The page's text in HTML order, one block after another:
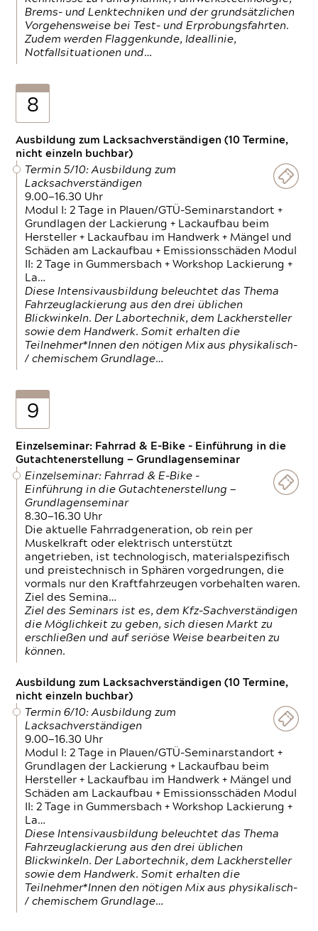
Brems- und Lenktechniken und der grundsätzlichen
Vorgehensweise bei Test- und Erprobungsfahrten.
Zudem werden Flaggenkunde, Ideallinie,
Notfallsituationen und…
8
Ausbildung zum Lacksachverständigen (10 Termine,
nicht einzeln buchbar)
Termin 5/10: Ausbildung zum
Lacksachverständigen
9.00—16.30 Uhr
Modul I: 2 Tage in Plauen/GTÜ-Seminarstandort +
Grundlagen der Lackierung + Lackaufbau beim
Hersteller + Lackaufbau im Handwerk + Mängel und
Schäden am Lackaufbau + Emissionsschäden Modul
II: 2 Tage in Gummersbach + Workshop Lackierung +
La…
Diese Intensivausbildung beleuchtet das Thema
Fahrzeuglackierung aus den drei üblichen
Blickwinkeln. Der Labortechnik, dem Lackhersteller
sowie dem Handwerk. Somit erhalten die
Teilnehmer*Innen den nötigen Mix aus physikalisch-
/ chemischem Grundlage…
9
Einzelseminar: Fahrrad & E-Bike - Einführung in die
Gutachtenerstellung — Grundlagenseminar
Einzelseminar: Fahrrad & E-Bike -
Einführung in die Gutachtenerstellung —
Grundlagenseminar
8.30—16.30 Uhr
Die aktuelle Fahrradgeneration, ob rein per
Muskelkraft oder elektrisch unterstützt
angetrieben, ist technologisch, materialspezifisch
und preistechnisch in Sphären vorgedrungen, die
vormals nur den Kraftfahrzeugen vorbehalten waren.
Ziel des Semina…
Ziel des Seminars ist es, dem Kfz-Sachverständigen
die Möglichkeit zu geben, sich diesen Markt zu
erschließen und auf seriöse Weise bearbeiten zu
können.
Ausbildung zum Lacksachverständigen (10 Termine,
nicht einzeln buchbar)
Termin 6/10: Ausbildung zum
Lacksachverständigen
9.00—16.30 Uhr
Modul I: 2 Tage in Plauen/GTÜ-Seminarstandort +
Grundlagen der Lackierung + Lackaufbau beim
Hersteller + Lackaufbau im Handwerk + Mängel und
Schäden am Lackaufbau + Emissionsschäden Modul
II: 2 Tage in Gummersbach + Workshop Lackierung +
La…
Diese Intensivausbildung beleuchtet das Thema
Fahrzeuglackierung aus den drei üblichen
Blickwinkeln. Der Labortechnik, dem Lackhersteller
sowie dem Handwerk. Somit erhalten die
Teilnehmer*Innen den nötigen Mix aus physikalisch-
/ chemischem Grundlage…